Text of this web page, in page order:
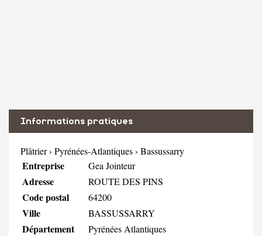
Informations pratiques
Plâtrier› Pyrénées-Atlantiques› Bassussarry
Entreprise Gea Jointeur
Adresse ROUTE DES PINS
Code postal 64200
Ville BASSUSSARRY
Département Pyrénées Atlantiques